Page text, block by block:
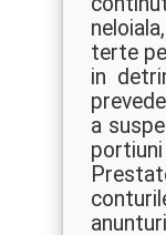
terte
in
a